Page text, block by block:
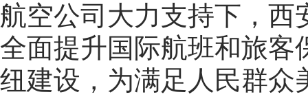
航空公司大力支持下，西
全面提升国际航班和旅客
纽建设，为满足人民群众